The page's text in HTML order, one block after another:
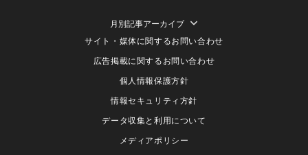
月別記事アーカイブ
サイト・媒体に関するお問い合わせ
広告掲載に関するお問い合わせ
個人情報保護方針
情報セキュリティ方針
データ収集と利用について
メディアポリシー